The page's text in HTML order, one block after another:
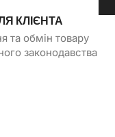
КЛІЄНТА
та обмін товару
законодавства